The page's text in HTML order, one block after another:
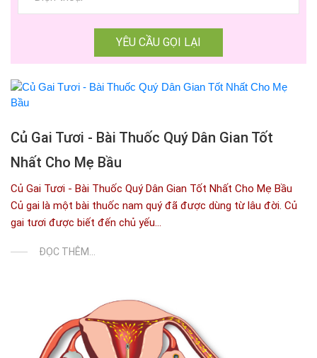
YÊU CẦU GỌI LẠI
Củ Gai Tươi - Bài Thuốc Quý Dân Gian Tốt
Nhất Cho Mẹ Bầu
Củ Gai Tươi - Bài Thuốc Quý Dân Gian Tốt Nhất Cho Mẹ Bầu
Củ gai là một bài thuốc nam quý đã được dùng từ lâu đời. Củ
gai tươi được biết đến chủ yếu...
ĐỌC THÊM...